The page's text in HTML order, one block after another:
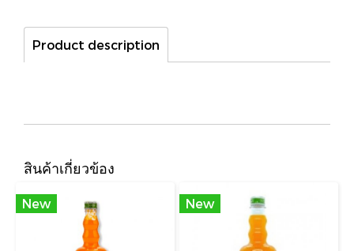
Product description
สินค้าเกี่ยวข้อง
New New